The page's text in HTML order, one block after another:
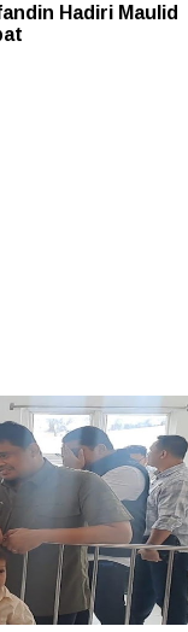
Hadiri Maulid